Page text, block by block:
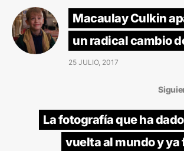
Macaulay Culkin
un radical cambio
25 JULIO, 2017
La fotografía que ha
vuelta al mundo y ya